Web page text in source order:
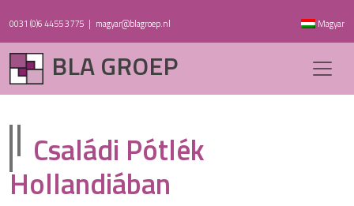
0031 (0)6 4455 3775 | magyar@blagroep.nl Magyar
BLA GROEP
Családi Pótlék
Hollandiában